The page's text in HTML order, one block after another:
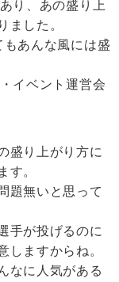
り、あの盛り上
ました。
あんな風には盛
イベント運営会
盛り上がり方に
す。
題無いと思って
手が投げるのに
しますからね。
なに人気がある